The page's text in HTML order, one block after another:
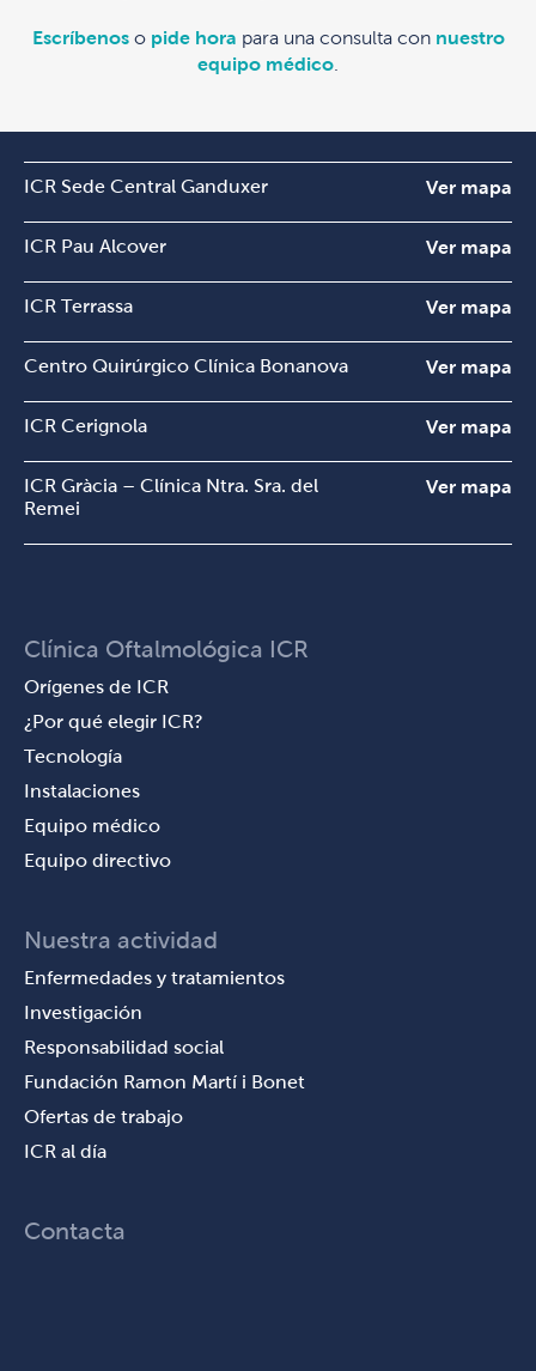
Escríbenoso pide hora para una consulta con nuestro
equipo médico
ICR Sede Central Ganduxer Ver mapa
ICR Pau Alcover Ver mapa
ICR Terrassa Ver mapa
Centro Quirúrgico Clínica Bonanova Ver mapa
ICR Cerignola Ver mapa
ICR Gràcia – Clínica Ntra. Sra. del
Remei
Ver mapa
Clínica Oftalmológica ICR
Orígenes de ICR
¿Por qué elegir ICR?
Tecnología
Instalaciones
Equipo médico
Equipo directivo
Nuestra actividad
Enfermedades y tratamientos
Investigación
Responsabilidad social
Fundación Ramon Martí i Bonet
Ofertas de trabajo
ICR al día
Contacta